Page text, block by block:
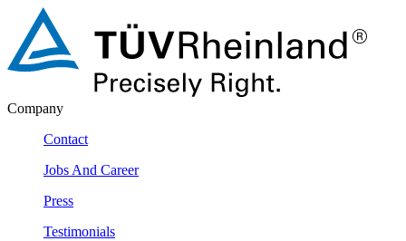
Company
Contact
Jobs And Career
Press
Testimonials